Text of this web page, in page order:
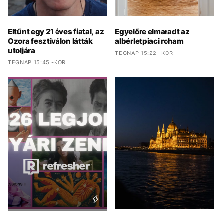
Eltűnt egy 21 éves fiatal, az
Ozora fesztiválon látták
utoljára
TEGNAP 15:45 -KOR
Egyelőre elmaradt az
albérletpiaci roham
TEGNAP 15:22 -KOR